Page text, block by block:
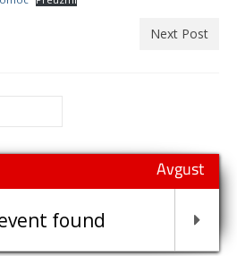
Next Post
Avgust
found